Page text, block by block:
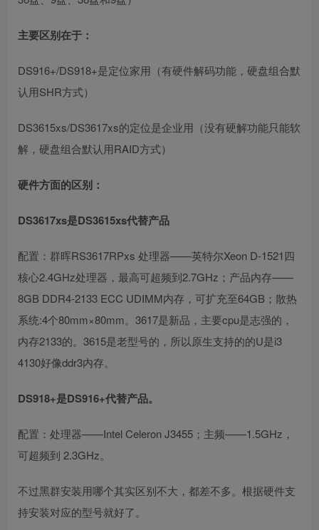
主要区别在于：
DS916+/DS918+是定位家用（有硬件解码功能，硬盘组合默
认用SHR方式）
DS3615xs/DS3617xs的定位是企业用（没有硬解功能只能软
解，硬盘组合默认用RAID方式）
硬件方面的区别：
DS3617xs是DS3615xs代替产品
配置：群晖RS3617RPxs 处理器——英特尔Xeon D-1521四
核心2.4GHz处理器，最高可超频到2.7GHz；产品内存——
8GB DDR4-2133 ECC UDIMM内存，可扩充至64GB；散热
系统:4个80mm×80mm。3617是新品，主要cpu是志强的，
内存2133的。3615是老型号的，所以原生支持的的U是i3
4130好像ddr3内存。
DS918+是DS916+代替产品。
配置：处理器——Intel Celeron J3455；主频——1.5GHz，
可超频到 2.3GHz。
不过黑群安装用哪个其实区别不大，都差不多。根据硬件支
持安装对应的型号就好了。